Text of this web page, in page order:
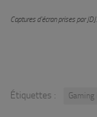
Captures d’écran prises par
Étiquettes :